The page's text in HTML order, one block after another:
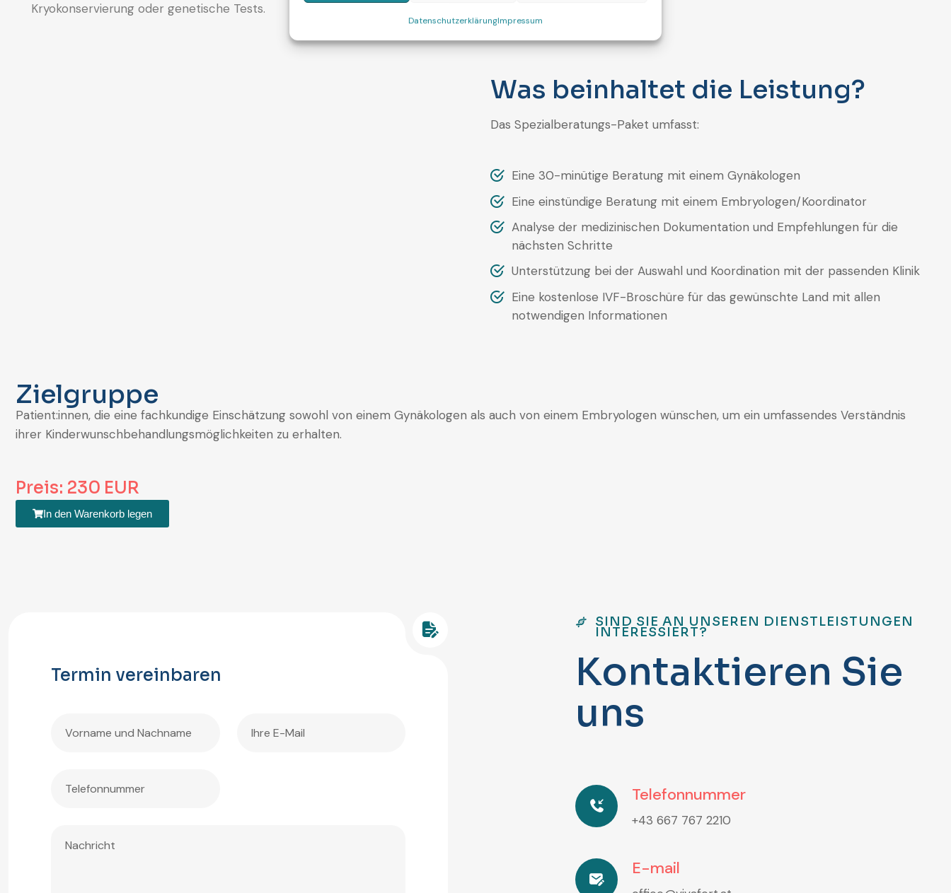
DatenschutzerklärungImpressum
Kryokonservierung oder genetische Tests.
Was beinhaltet die Leistung?
Das Spezialberatungs-Paket umfasst:
Eine 30-minütige Beratung mit einem Gynäkologen
Eine einstündige Beratung mit einem Embryologen/Koordinator
Analyse der medizinischen Dokumentation und Empfehlungen für die
nächsten Schritte
Unterstützung bei der Auswahl und Koordination mit der passenden Klinik
Eine kostenlose IVF-Broschüre für das gewünschte Land mit allen
notwendigen Informationen
Zielgruppe
Patient:innen, die eine fachkundige Einschätzung sowohl von einem Gynäkologen als auch von einem Embryologen wünschen, um ein umfassendes Verständnis
ihrer Kinderwunschbehandlungsmöglichkeiten zu erhalten.
Preis: 230 EUR
In den Warenkorb legen
Termin vereinbaren
SIND SIE AN UNSEREN DIENSTLEISTUNGEN
INTERESSIERT?
Kontaktieren Sie
uns
Telefonnummer
+43 667 767 2210
E-mail